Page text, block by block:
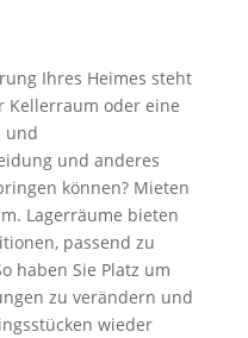
Ihres Heimes steht
Kellerraum oder eine
und
und anderes
können? Mieten
Lagerräume bieten
passend zu
haben Sie Platz um
zu verändern und
wieder